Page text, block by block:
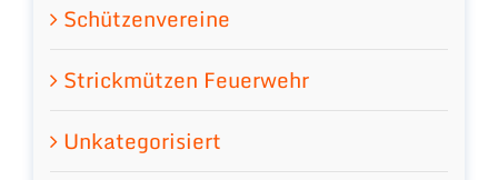
Schützenvereine
Strickmützen Feuerwehr
Unkategorisiert